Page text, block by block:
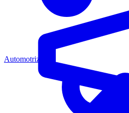
Automotriz